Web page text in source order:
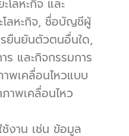
โลหะกิจ และ
ลหะกิจ, ชื่อบัญชีผู้
ยืนยันตัวตนอื่นใด,
ร และกิจกรรมการ
พเคลื่อนไหวแบบ
าพเคลื่อนไหว
าน เช่น ข้อมูล